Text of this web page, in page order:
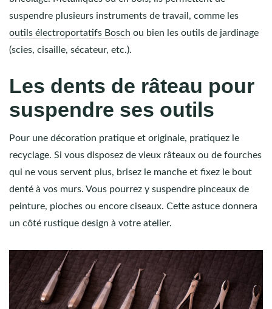
suspendre plusieurs instruments de travail, comme les
outils électroportatifs Bosch ou bien les outils de jardinage
(scies, cisaille, sécateur, etc.).
Les dents de râteau pour
suspendre ses outils
Pour une décoration pratique et originale, pratiquez le
recyclage. Si vous disposez de vieux râteaux ou de fourches
qui ne vous servent plus, brisez le manche et fixez le bout
denté à vos murs. Vous pourrez y suspendre pinceaux de
peinture, pioches ou encore ciseaux. Cette astuce donnera
un côté rustique design à votre atelier.